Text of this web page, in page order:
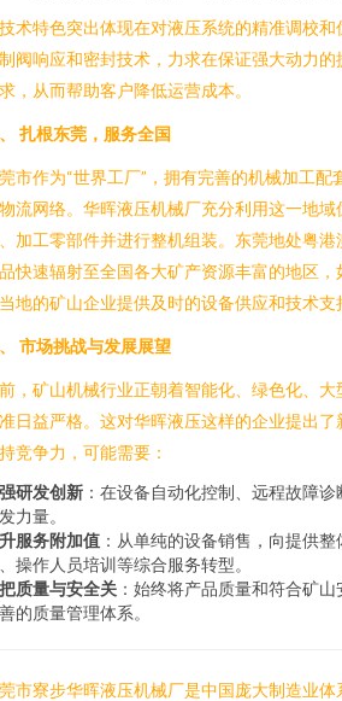
术特色突出体现在对液压系统的精准调校
阀响应和密封技术，力求在保证强大动力
，从而帮助客户降低运营成本。
扎根东莞，服务全国
市作为“世界工厂”，拥有完善的机械加工
流网络。华晖液压机械厂充分利用这一地
加工零部件并进行整机组装。东莞地处粤
快速辐射至全国各大矿产资源丰富的地区
地的矿山企业提供及时的设备供应和技术支
市场挑战与发展展望
，矿山机械行业正朝着智能化、绿色化、
日益严格。这对华晖液压这样的企业提出
竞争力，可能需要：
研发创新 ：在设备自动化控制、远程故障
力量。
服务附加值 ：从单纯的设备销售，向提供
操作人员培训等综合服务转型。
质量与安全关 ：始终将产品质量和符合矿
的质量管理体系。
市寮步华晖液压机械厂是中国庞大制造业